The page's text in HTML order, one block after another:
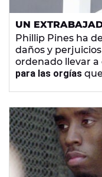
UN
DADDY POR
Phillip Pines ha
daños y
ordenado llevar a
para las orgías